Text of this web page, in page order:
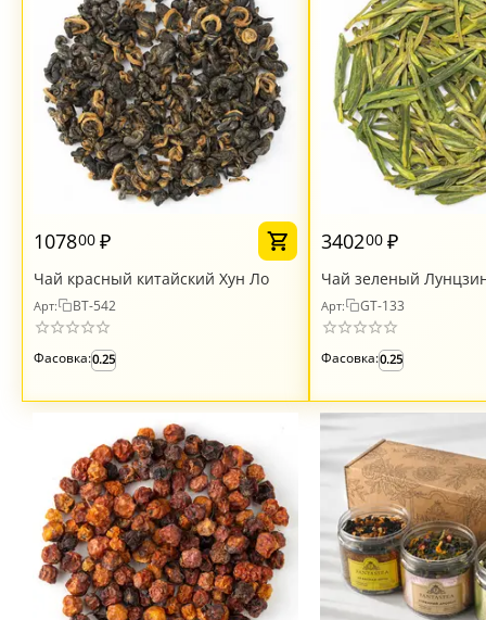
107800 ₽
Чай красный китайский Хун Ло
Арт: BT-542
Фасовка:0.25
340200 ₽
Чай зеленый
Арт: GT-133
Фасовка:0.25